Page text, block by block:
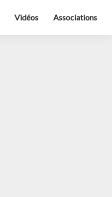
Vidéos Associations